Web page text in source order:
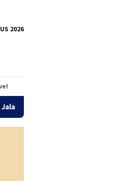
2026
Reuni Akbar Alumni